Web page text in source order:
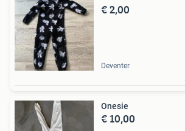
€ 2,00
Deventer
Onesie
€ 10,00